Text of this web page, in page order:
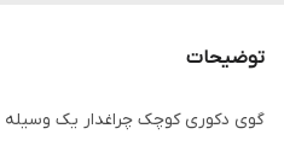
توضیحات
گوی دکوری کوچک چراغدار یک وسیله